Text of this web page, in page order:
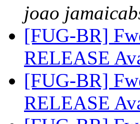
joao
[FUG-BR]
RELEASE
[FUG-BR]
RELEASE